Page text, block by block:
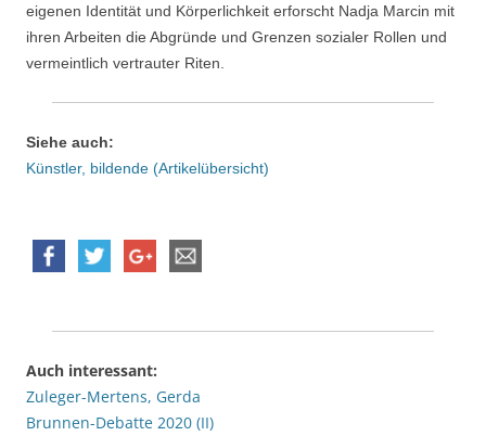
eigenen Identität und Körperlichkeit erforscht Nadja Marcin mit
ihren Arbeiten die Abgründe und Grenzen sozialer Rollen und
vermeintlich vertrauter Riten.
Siehe auch:
Künstler, bildende (Artikelübersicht)
Auch interessant:
Zuleger-Mertens, Gerda
Brunnen-Debatte 2020 (II)